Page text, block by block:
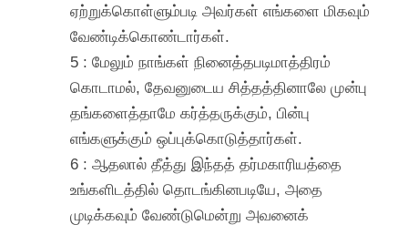
ஏற்றுக்கொள்ளும்படி அவர்கள் எங்களை மிகவும்
வேண்டிக்கொண்டார்கள்.
5 : மேலும் நாங்கள் நினைத்தபடிமாத்திரம்
கொடாமல், தேவனுடைய சித்தத்தினாலே முன்பு
தங்களைத்தாமே கர்த்தருக்கும், பின்பு
எங்களுக்கும் ஒப்புக்கொடுத்தார்கள்.
6 : ஆதலால் தீத்து இந்தத் தர்மகாரியத்தை
உங்களிடத்தில் தொடங்கினபடியே, அதை
முடிக்கவும் வேண்டுமென்று அவனைக்